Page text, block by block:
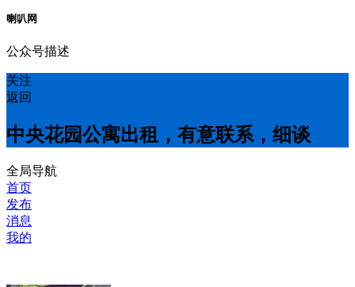
喇叭网
公众号描述
关注
返回
中央花园公寓出租，有意联系，细谈
全局导航
首页
发布
消息
我的